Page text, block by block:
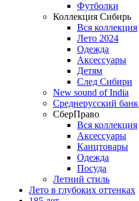
Футболки
Коллекция Сибирь
Вся коллекция
Лето 2024
Одежда
Аксессуары
Детям
След Сибири
New sound of India
Среднерусский банк
СберПраво
Вся коллекция
Аксессуары
Канцтовары
Одежда
Посуда
Летний стиль
Лето в глубоких оттенках